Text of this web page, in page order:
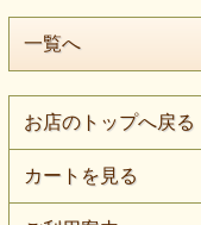
一覧へ
お店のトップへ戻る
カートを見る